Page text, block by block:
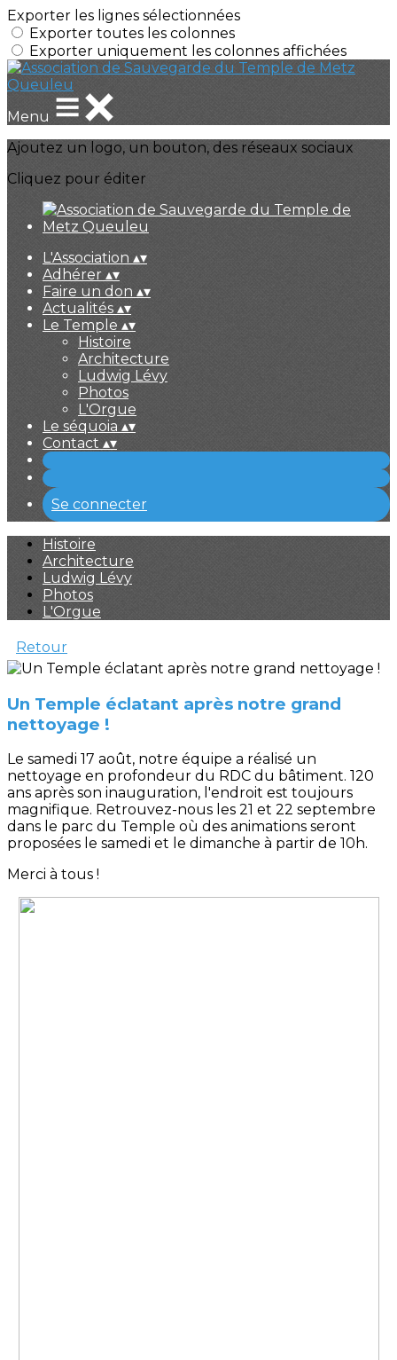
Exporter les lignes sélectionnées
Exporter toutes les colonnes
Exporter uniquement les colonnes affichées
Menu
Ajoutez un logo, un bouton, des réseaux sociaux
Cliquez pour éditer
L'Association ▴▾
Adhérer ▴▾
Faire un don ▴▾
Actualités ▴▾
Le Temple ▴▾
Histoire
Architecture
Ludwig Lévy
Photos
L'Orgue
Le séquoia ▴▾
Contact ▴▾
Se connecter
Histoire
Architecture
Ludwig Lévy
Photos
L'Orgue
Retour
Un Temple éclatant après notre grand
nettoyage !
Le samedi 17 août, notre équipe a réalisé un
nettoyage en profondeur du RDC du bâtiment. 120
ans après son inauguration, l'endroit est toujours
magnifique. Retrouvez-nous les 21 et 22 septembre
dans le parc du Temple où des animations seront
proposées le samedi et le dimanche à partir de 10h.
Merci à tous !